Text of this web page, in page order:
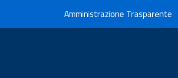
Skip to main content
Amministrazione Trasparente